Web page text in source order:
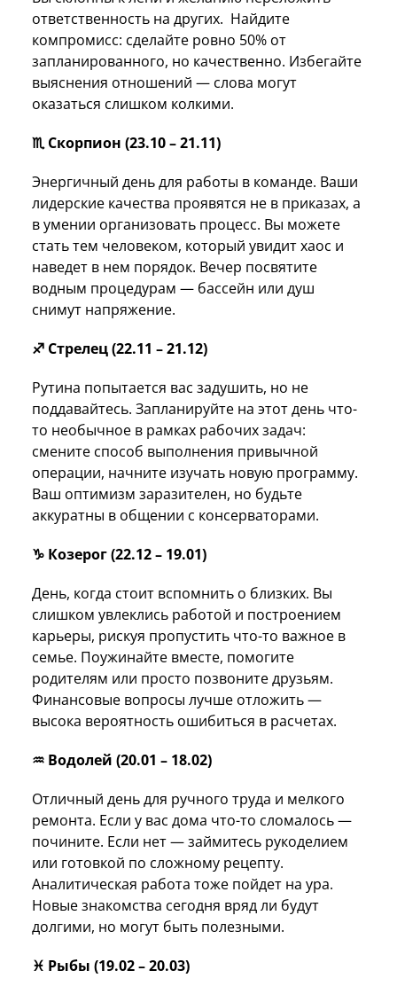
ответственность на других. Найдите
компромисс: сделайте ровно 50% от
запланированного, но качественно. Избегайте
выяснения отношений — слова могут
оказаться слишком колкими.
♏️ Скорпион (23.10 – 21.11)
Энергичный день для работы в команде. Ваши
лидерские качества проявятся не в приказах, а
в умении организовать процесс. Вы можете
стать тем человеком, который увидит хаос и
наведет в нем порядок. Вечер посвятите
водным процедурам — бассейн или душ
снимут напряжение.
♐️ Стрелец (22.11 – 21.12)
Рутина попытается вас задушить, но не
поддавайтесь. Запланируйте на этот день что-
то необычное в рамках рабочих задач:
смените способ выполнения привычной
операции, начните изучать новую программу.
Ваш оптимизм заразителен, но будьте
аккуратны в общении с консерваторами.
♑️ Козерог (22.12 – 19.01)
День, когда стоит вспомнить о близких. Вы
слишком увлеклись работой и построением
карьеры, рискуя пропустить что-то важное в
семье. Поужинайте вместе, помогите
родителям или просто позвоните друзьям.
Финансовые вопросы лучше отложить —
высока вероятность ошибиться в расчетах.
♒️ Водолей (20.01 – 18.02)
Отличный день для ручного труда и мелкого
ремонта. Если у вас дома что-то сломалось —
почините. Если нет — займитесь рукоделием
или готовкой по сложному рецепту.
Аналитическая работа тоже пойдет на ура.
Новые знакомства сегодня вряд ли будут
долгими, но могут быть полезными.
♓️ Рыбы (19.02 – 20.03)